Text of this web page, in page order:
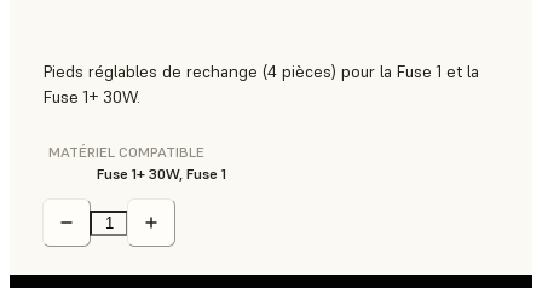
Pieds réglables de rechange (4 pièces) pour la Fuse 1 et la
Fuse 1+ 30W.
MATÉRIEL COMPATIBLE
Fuse 1+ 30W, Fuse 1